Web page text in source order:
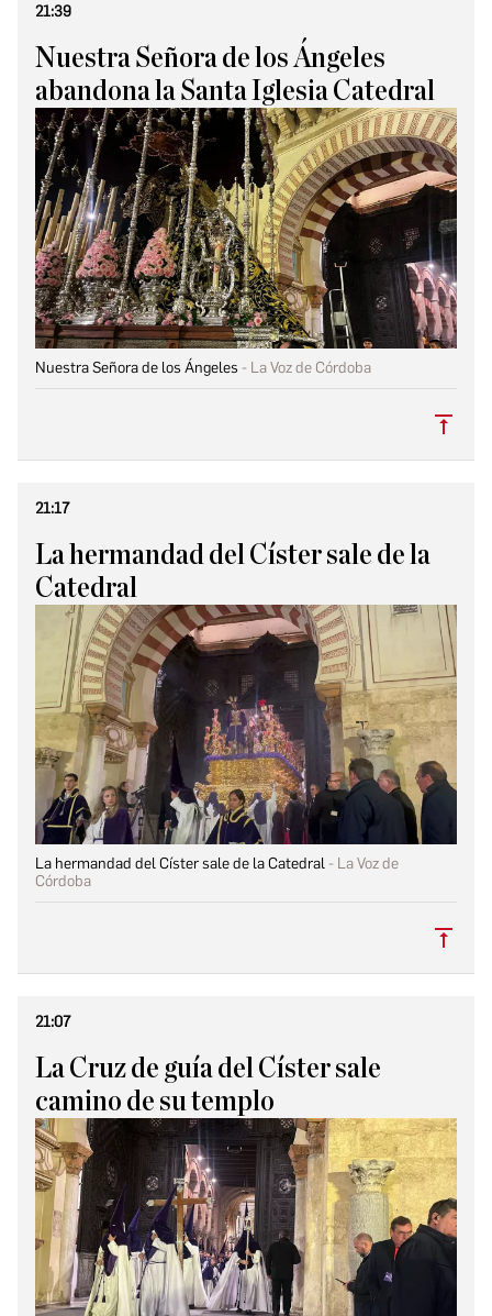
21:39
Nuestra Señora de los Ángeles
abandona la Santa Iglesia Catedral
Nuestra Señora de los Ángeles La Voz de Córdoba
21:17
La hermandad del Císter sale de la
Catedral
La hermandad del Císter sale de la Catedral
La Voz de
Córdoba
21:07
La Cruz de guía del Císter sale
camino de su templo